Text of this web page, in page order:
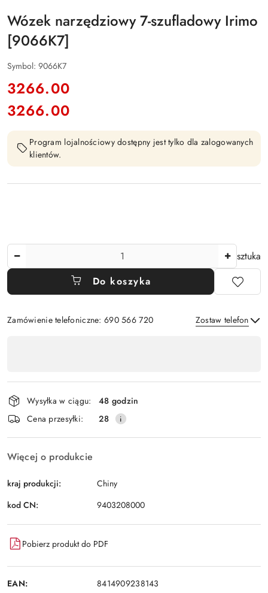
Wózek narzędziowy 7-szufladowy Irimo
[9066K7]
Symbol: 9066K7
cena:
3266.00
Cena:
3266.00
Program lojalnościowy dostępny jest tylko dla zalogowanych
klientów.
sztuka
Do koszyka
Zamówienie telefoniczne: 690 566 720 Zostaw telefon
płatność
i
dostawa
Wysyłka w ciągu:
48 godzin
Cena przesyłki:
28
Więcej o produkcie
kraj produkcji:
Chiny
kod CN:
9403208000
Pobierz produkt do PDF
EAN: 8414909238143